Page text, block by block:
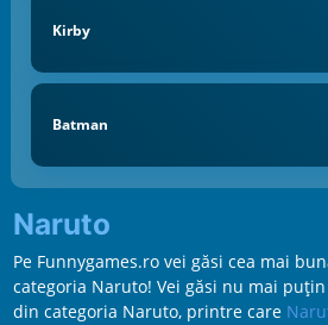
Kirby
Batman
Naruto
Pe Funnygames.ro vei găsi cea mai
categoria Naruto! Vei găsi nu mai
din categoria Naruto, printre care